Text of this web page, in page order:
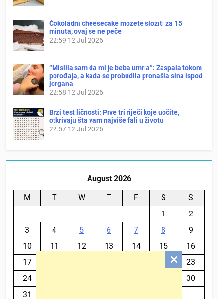
Čokoladni cheesecake možete složiti za 15
minuta, ovaj se ne peče
22:59 12 Jul 2026
“Mislila sam da mi je beba umrla”: Zaspala tokom
porođaja, a kada se probudila pronašla sina ispod
jorgana
22:58 12 Jul 2026
Brzi test ličnosti: Prve tri riječi koje uočite,
otkrivaju šta vam najviše fali u životu
22:57 12 Jul 2026
August 2026
M T W T F S
S
1
2
3
4 5 6 7 8
9
10
11 12 13 14 15
16
17
23
24
30
31